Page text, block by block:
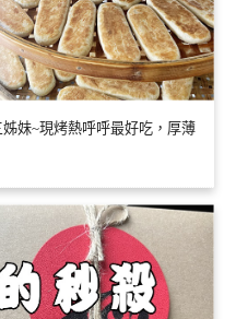
妹~現烤熱呼呼最好吃，厚薄